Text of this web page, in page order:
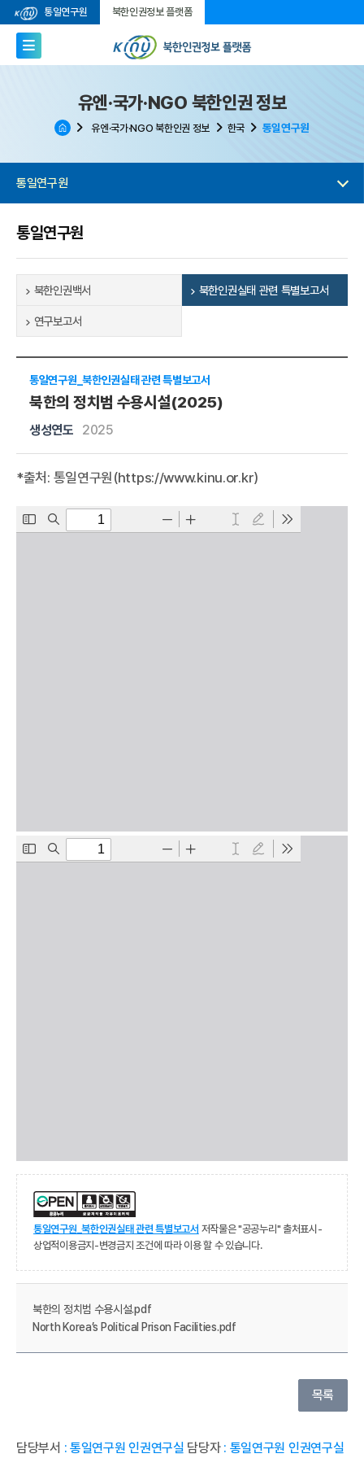
통일연구원 북한인권정보 플랫폼
유엔·국가·NGO 북한인권 정보
유엔·국가·NGO 북한인권 정보 한국 통일연구원
통일연구원
통일연구원
북한인권백서 북한인권실태 관련 특별보고서
연구보고서
통일연구원_북한인권실태 관련 특별보고서
북한의 정치범 수용시설(2025)
생성연도 2025
*출처: 통일연구원(https://www.kinu.or.kr)
통일연구원_북한인권실태 관련 특별보고서 저작물은 "공공누리" 출처표시-
상업적이용금지-변경금지 조건에 따라 이용 할 수 있습니다.
북한의 정치범 수용시설.pdf
North Korea’s Political Prison Facilities.pdf
목록
담당부서 : 통일연구원 인권연구실 담당자 : 통일연구원 인권연구실